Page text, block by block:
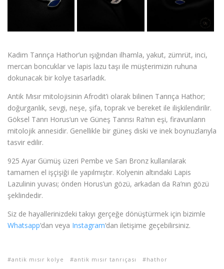
Kadim Tanrıça Hathor’un ışığından ilhamla, yakut, zümrüt, inci,
mercan boncuklar ve lapis lazu taşı ile müşterimizin ruhuna
dokunacak bir kolye tasarladık.
Antik Mısır mitolojisinin Afrodit’i olarak bilinen Tanrıça Hathor;
doğurganlık, sevgi, neşe, şifa, toprak ve bereket ile ilişkilendirilir.
Göksel Tanrı Horus‘un ve Güneş Tanrısı Ra‘nın eşi, firavunların
mitolojik annesidir. Genellikle bir güneş diski ve inek boynuzlarıyla
tasvir edilir.
925 Ayar Gümüş üzeri Pembe ve Sarı Bronz kullanılarak
tamamen el işçişiği ile yapılmıştır. Kolyenin altındaki Lapis
Lazulinin yuvası; önden Horus’un gözü, arkadan da Ra’nın gözü
şeklindedir.
Siz de hayallerinizdeki takıyı gerçeğe dönüştürmek için bizimle
Whatsapp‘dan veya Instagram‘dan iletişime geçebilirsiniz.
antik mısır kolye antik mısır tanrıçası hathor